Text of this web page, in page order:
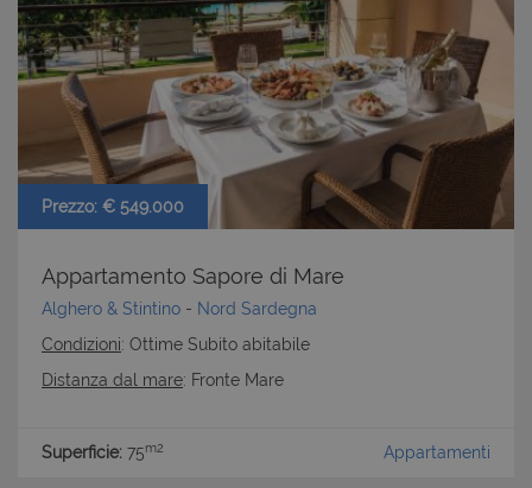
Prezzo: € 549.000
Appartamento Sapore di Mare
Alghero & Stintino - Nord Sardegna
Condizioni: Ottime Subito abitabile
Distanza dal mare: Fronte Mare
Superficie: 75m2 Appartamenti